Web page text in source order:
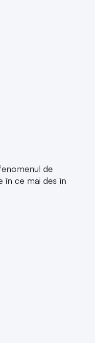
de
ce mai des în